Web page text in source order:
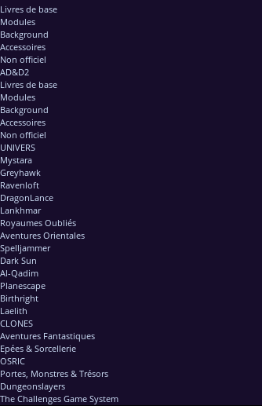
Livres de base
Modules
Background
Accessoires
Non officiel
AD&D2
Livres de base
Modules
Background
Accessoires
Non officiel
UNIVERS
Mystara
Greyhawk
Ravenloft
DragonLance
Lankhmar
Royaumes Oubliés
Aventures Orientales
Spelljammer
Dark Sun
Al-Qadim
Planescape
Birthright
Laelith
CLONES
Aventures Fantastiques
Epées & Sorcellerie
OSRIC
Portes, Monstres & Trésors
Dungeonslayers
The Challenges Game System